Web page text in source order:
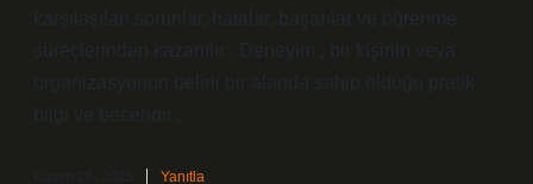
karşılaşılan sorunlar, hatalar, başarılar ve öğrenme
süreçlerinden kazanılır . Deneyim , bir kişinin veya
organizasyonun belirli bir alanda sahip olduğu pratik
bilgi ve beceridir .
Kasım 26, 2025 Yanıtla